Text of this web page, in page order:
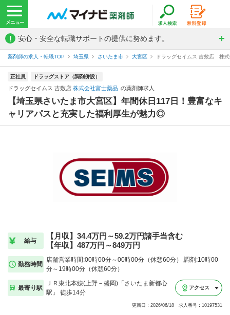
! 安心・安全な転職サポートの提供に努めます。
薬剤師の求人・転職TOP 埼玉県 さいたま市 大宮区 ドラッグセイムス 吉敷店 株
正社員 ドラッグストア（調剤併設）
ドラッグセイムス 吉敷店 株式会社富士薬品 の薬剤師求人
【埼玉県さいたま市大宮区】年間休日117日！豊富なキ
ャリアパスと充実した福利厚生が魅力◎
給与
【月収】34.4万円～59.2万円諸手当含む
【年収】487万円～849万円
勤務時間
店舗営業時間:00時00分～00時00分（休憩60分）,調剤:10時00
分～19時00分（休憩60分）
最寄り駅
ＪＲ東北本線(上野－盛岡)「さいたま新都心
駅」 徒歩14分
アクセス
更新日：2026/06/18 求人番号：10197531